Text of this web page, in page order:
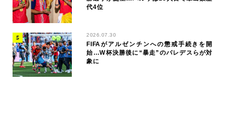
代4位
2026.07.30
FIFAがアルゼンチンへの懲戒手続きを開
始…W杯決勝後に“暴走”のパレデスらが対
象に